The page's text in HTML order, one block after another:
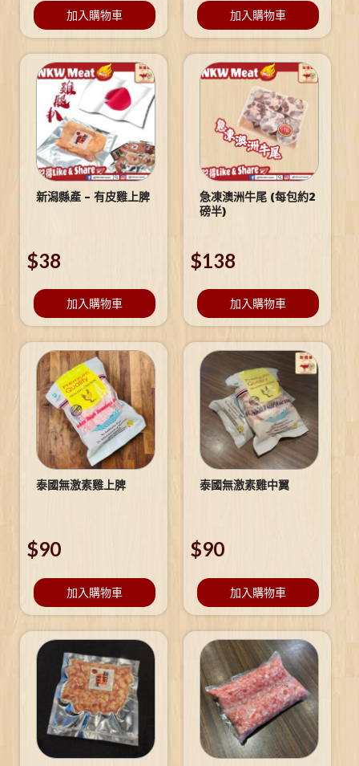
加入購物車 加入購物車
新潟縣產 – 有皮雞上脾
$38
加入購物車
急凍澳洲牛尾 (每包約2
磅半)
$138
加入購物車
泰國無激素雞上脾
$90
加入購物車
泰國無激素雞中翼
$90
加入購物車